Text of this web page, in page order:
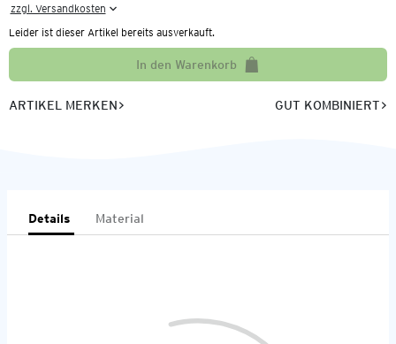
zzgl. Versandkosten
Leider ist dieser Artikel bereits ausverkauft.
In den Warenkorb
ARTIKEL MERKEN GUT KOMBINIERT
Details Material